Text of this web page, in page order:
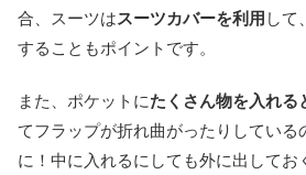
合、スーツはスーツカバーを利用 して
することもポイントです。
また、ポケットにたくさん物を入れる
てフラップが折れ曲がったりしている
に！中に入れるにしても外に出してお